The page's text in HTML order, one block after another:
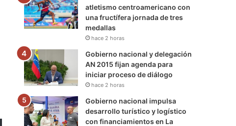
atletismo centroamericano con
una fructífera jornada de tres
medallas
hace 2 horas
Gobierno nacional y delegación
AN 2015 fijan agenda para
iniciar proceso de diálogo
hace 2 horas
Gobierno nacional impulsa
desarrollo turístico y logístico
con financiamientos en La